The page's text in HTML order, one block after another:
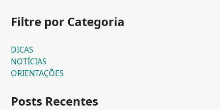
Filtre por Categoria
DICAS
NOTÍCIAS
ORIENTAÇÕES
Posts Recentes